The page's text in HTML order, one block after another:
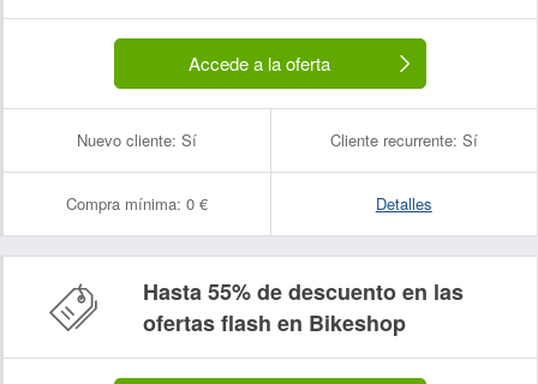
Accede a la oferta
Nuevo cliente: Sí Cliente recurrente: Sí
Compra mínima: 0 € Detalles
Hasta 55% de descuento en las
ofertas flash en Bikeshop